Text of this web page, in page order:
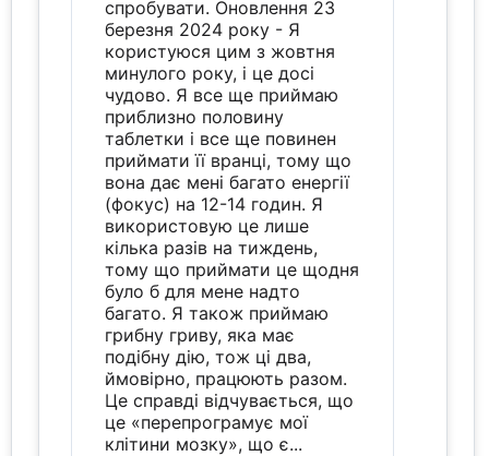
спробувати. Оновлення 23
березня 2024 року - Я
користуюся цим з жовтня
минулого року, і це досі
чудово. Я все ще приймаю
приблизно половину
таблетки і все ще повинен
приймати її вранці, тому що
вона дає мені багато енергії
(фокус) на 12-14 годин. Я
використовую це лише
кілька разів на тиждень,
тому що приймати це щодня
було б для мене надто
багато. Я також приймаю
грибну гриву, яка має
подібну дію, тож ці два,
ймовірно, працюють разом.
Це справді відчувається, що
це «перепрограмує мої
клітини мозку», що є...